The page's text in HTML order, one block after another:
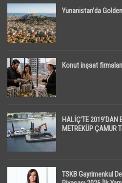
Yunanistan’da
Konut inşaat
HALİÇ’TE
METREKÜP ÇAMUR
TSKB Gayrimenkul